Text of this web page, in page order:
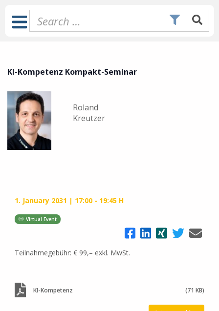
content
Toggle
Navigation
KI-Kompetenz Kompakt-Seminar
Roland
Kreutzer
1. January 2031 17:00 - 19:45 H
Virtual Event
Teilnahmegebühr: € 99,– exkl. MwSt.
KI-Kompetenz (71 KB)